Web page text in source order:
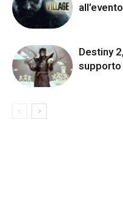
Destiny
supporto